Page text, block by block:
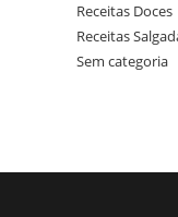
Receitas Doces
Receitas
Sem categoria